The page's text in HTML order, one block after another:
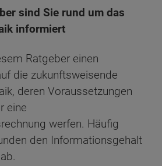
sind Sie rund um das
informiert
Ratgeber einen
die zukunftsweisende
deren Voraussetzungen
eine
werfen. Häufig
den Informationsgehalt